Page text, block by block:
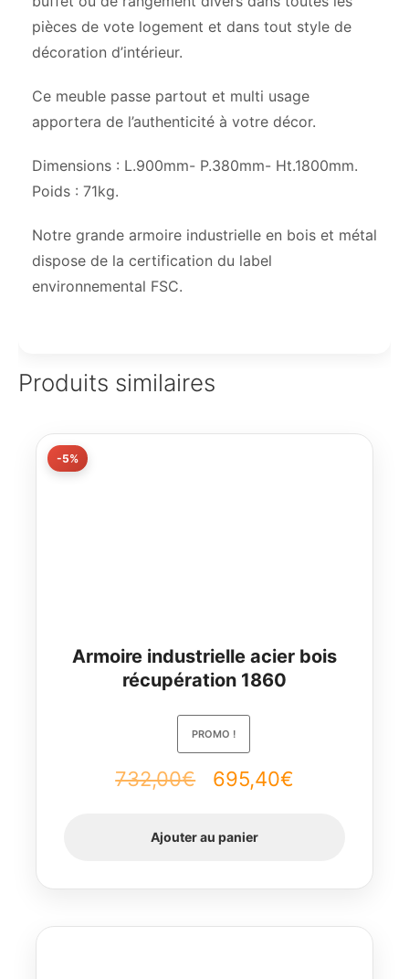
pièces de vote logement et dans tout style de
décoration d’intérieur.
Ce meuble passe partout et multi usage
apportera de l’authenticité à votre décor.
Dimensions : L.900mm- P.380mm- Ht.1800mm.
Poids : 71kg.
Notre grande armoire industrielle en bois et métal
dispose de la certification du label
environnemental FSC.
Produits similaires
-5%
Armoire industrielle acier bois
récupération 1860
PROMO !
732,00€
Le
initial
695,40€Le
Ajouter au panier